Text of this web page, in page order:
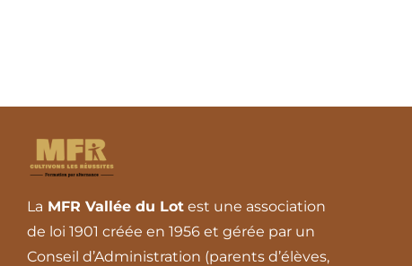
La MFR Vallée du Lotest une association
de loi 1901 créée en 1956 et gérée par un
Conseil d’Administration (parents d’élèves,